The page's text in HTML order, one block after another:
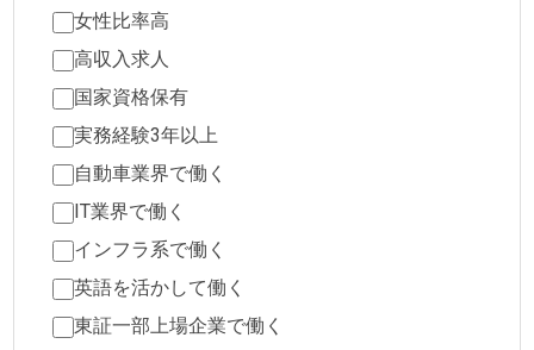
女性比率高
高収入求人
国家資格保有
実務経験3年以上
自動車業界で働く
IT業界で働く
インフラ系で働く
英語を活かして働く
東証一部上場企業で働く